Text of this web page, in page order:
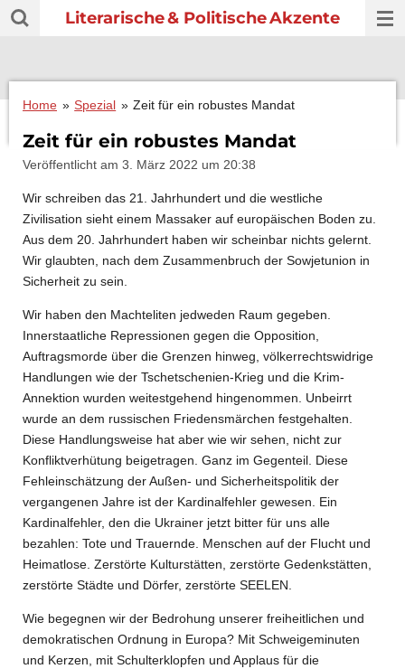
Zum
Hauptinhalt
Literarische& PolitischeAkzente
Home » Spezial » Zeit für ein robustes Mandat
Zeit für ein robustes Mandat
Veröffentlicht am 3. März 2022 um 20:38
Wir schreiben das 21. Jahrhundert und die westliche
Zivilisation sieht einem Massaker auf europäischen Boden zu.
Aus dem 20. Jahrhundert haben wir scheinbar nichts gelernt.
Wir glaubten, nach dem Zusammenbruch der Sowjetunion in
Sicherheit zu sein.
Wir haben den Machteliten jedweden Raum gegeben.
Innerstaatliche Repressionen gegen die Opposition,
Auftragsmorde über die Grenzen hinweg, völkerrechtswidrige
Handlungen wie der Tschetschenien-Krieg und die Krim-
Annektion wurden weitestgehend hingenommen. Unbeirrt
wurde an dem russischen Friedensmärchen festgehalten.
Diese Handlungsweise hat aber wie wir sehen, nicht zur
Konfliktverhütung beigetragen. Ganz im Gegenteil. Diese
Fehleinschätzung der Außen- und Sicherheitspolitik der
vergangenen Jahre ist der Kardinalfehler gewesen. Ein
Kardinalfehler, den die Ukrainer jetzt bitter für uns alle
bezahlen: Tote und Trauernde. Menschen auf der Flucht und
Heimatlose. Zerstörte Kulturstätten, zerstörte Gedenkstätten,
zerstörte Städte und Dörfer, zerstörte SEELEN.
Wie begegnen wir der Bedrohung unserer freiheitlichen und
demokratischen Ordnung in Europa? Mit Schweigeminuten
und Kerzen, mit Schulterklopfen und Applaus für die